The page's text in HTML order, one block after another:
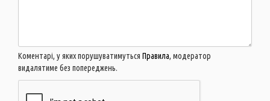
Коментарі, у яких порушуватимуться Правила, модератор
видалятиме без попереджень.